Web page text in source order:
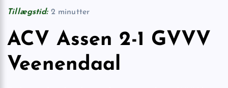
Tillægstid:2 minutter
ACV Assen 2-1 GVVV
Veenendaal